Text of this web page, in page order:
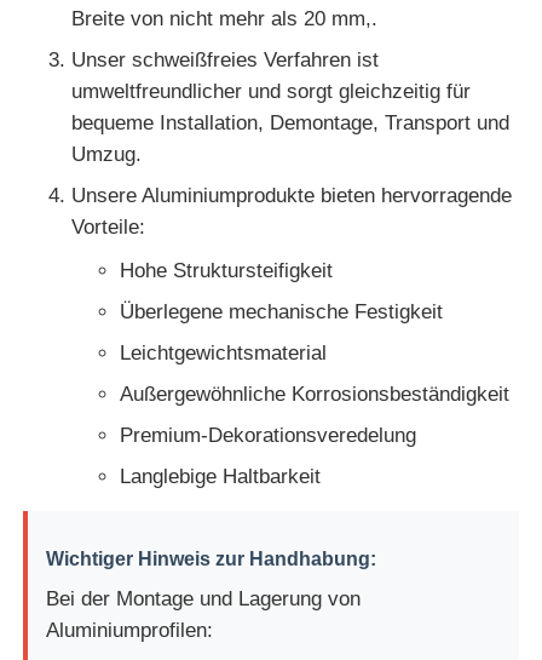
Profile aus Aluminium
Profile für die Extrusion von Aluminium-
Breite von nicht mehr als 20 mm,.
Unser schweißfreies Verfahren ist
umweltfreundlicher und sorgt gleichzeitig für
bequeme Installation, Demontage, Transport und
Umzug.
Unsere Aluminiumprodukte bieten hervorragende
Vorteile:
Hohe Struktursteifigkeit
Überlegene mechanische Festigkeit
Leichtgewichtsmaterial
Außergewöhnliche Korrosionsbeständigkeit
Premium-Dekorationsveredelung
Langlebige Haltbarkeit
Wichtiger Hinweis zur Handhabung:
Bei der Montage und Lagerung von
Aluminiumprofilen: